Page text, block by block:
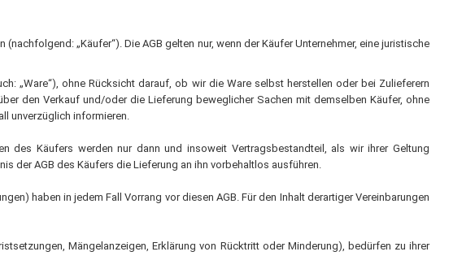
HD-Reinger und
Zubehör Unterestrichtrocknung
Schmutzwasserpumpen
Zubehör Schmutzwasserpumpen
„Käufer“). Die AGB gelten nur, wenn der Käufer Unternehmer, eine juristische
„Ware“), ohne Rücksicht darauf, ob wir die Ware selbst herstellen oder bei Zulieferern
den Verkauf und/oder die Lieferung beweglicher Sachen mit demselben Käufer, ohne
unverzüglich informieren.
des Käufers werden nur dann und insoweit Vertragsbestandteil, als wir ihrer Geltung
der AGB des Käufers die Lieferung an ihn vorbehaltlos ausführen.
haben in jedem Fall Vorrang vor diesen AGB. Für den Inhalt derartiger Vereinbarungen
Mängelanzeigen, Erklärung von Rücktritt oder Minderung), bedürfen zu ihrer